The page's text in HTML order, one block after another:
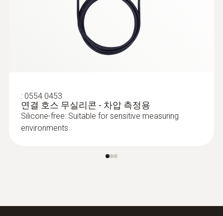
: 0554 0453
연결 호스 무실리콘 - 차압 측정용
Silicone-free: Suitable for sensitive measuring
environments